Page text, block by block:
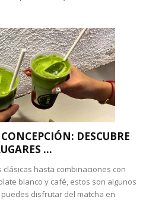
DESCUBRE
...
hasta combinaciones con
blanco y café, estos son algunos
disfrutar del matcha en